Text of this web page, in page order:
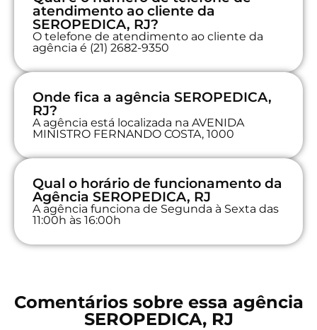
atendimento ao cliente da
SEROPEDICA, RJ?
O telefone de atendimento ao cliente da
agência é (21) 2682-9350
Onde fica a agência SEROPEDICA,
RJ?
A agência está localizada na AVENIDA
MINISTRO FERNANDO COSTA, 1000
Qual o horário de funcionamento da
Agência SEROPEDICA, RJ
A agência funciona de Segunda à Sexta das
11:00h às 16:00h
Comentários sobre essa agência
SEROPEDICA, RJ